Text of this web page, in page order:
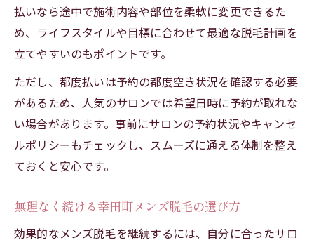
払いなら途中で施術内容や部位を柔軟に変更できるた
め、ライフスタイルや目標に合わせて最適な脱毛計画を
立てやすいのもポイントです。
ただし、都度払いは予約の都度空き状況を確認する必要
があるため、人気のサロンでは希望日時に予約が取れな
い場合があります。事前にサロンの予約状況やキャンセ
ルポリシーもチェックし、スムーズに通える体制を整え
ておくと安心です。
無理なく続ける幸田町メンズ脱毛の選び方
効果的なメンズ脱毛を継続するには、自分に合ったサロ